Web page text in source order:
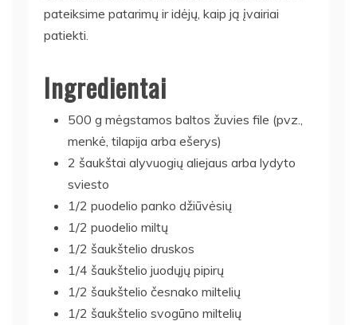
pateiksime patarimų ir idėjų, kaip ją įvairiai
patiekti.
Ingredientai
500 g mėgstamos baltos žuvies file (pvz.,
menkė, tilapija arba ešerys)
2 šaukštai alyvuogių aliejaus arba lydyto
sviesto
1/2 puodelio panko džiūvėsių
1/2 puodelio miltų
1/2 šaukštelio druskos
1/4 šaukštelio juodųjų pipirų
1/2 šaukštelio česnako miltelių
1/2 šaukštelio svogūno miltelių